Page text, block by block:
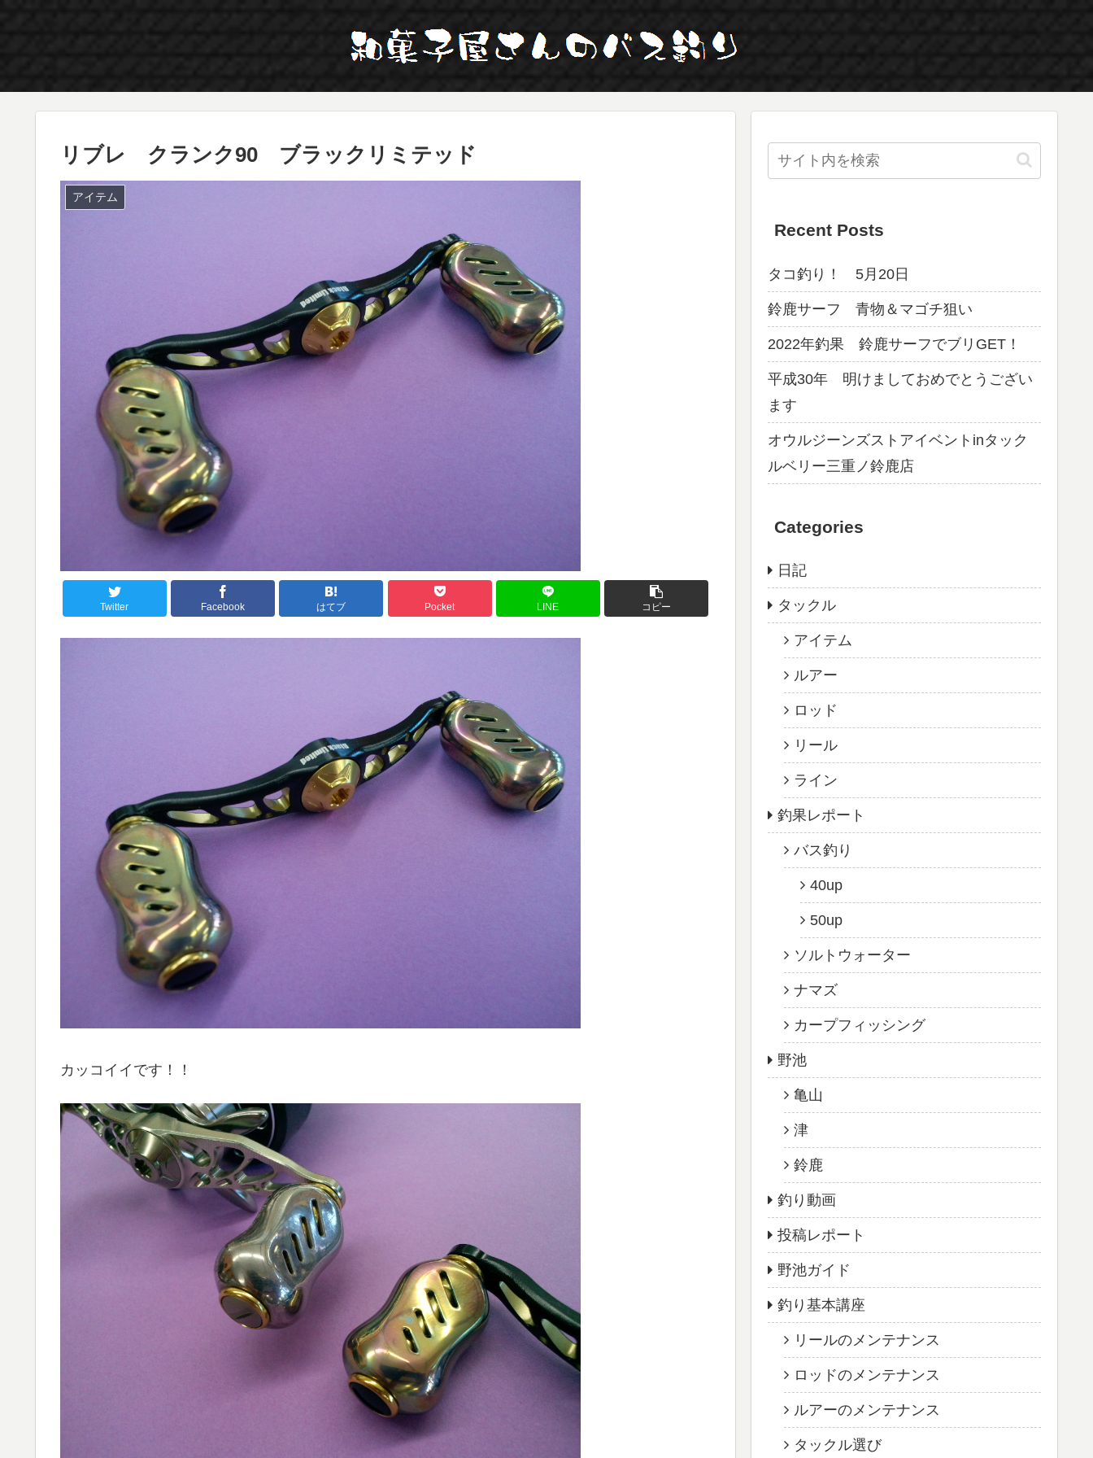
リブレ クランク90 ブラックリミテッド
アイテム
Twitter Facebook はてブ Pocket LINE コピー
カッコイイです！！
Recent Posts
タコ釣り！ 5月20日
鈴鹿サーフ 青物＆マゴチ狙い
2022年釣果 鈴鹿サーフでブリGET！
平成30年 明けましておめでとうござい
ます
オウルジーンズストアイベントinタック
ルベリー三重ノ鈴鹿店
Categories
日記
タックル
アイテム
ルアー
ロッド
リール
ライン
釣果レポート
バス釣り
40up
50up
ソルトウォーター
ナマズ
カープフィッシング
野池
亀山
津
鈴鹿
釣り動画
投稿レポート
野池ガイド
釣り基本講座
リールのメンテナンス
ロッドのメンテナンス
ルアーのメンテナンス
タックル選び